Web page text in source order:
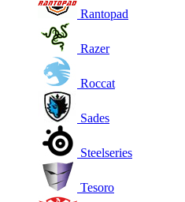
Rantopad
Razer
Roccat
Sades
Steelseries
Tesoro